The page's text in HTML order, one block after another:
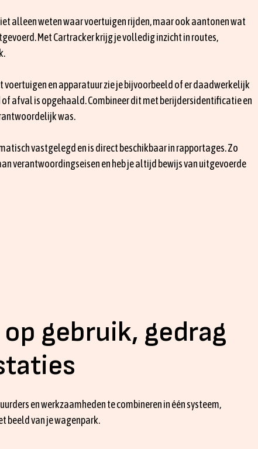
alleen weten waar voertuigen rijden, maar ook aantonen wat
Met Cartracker krijg je volledig inzicht in routes,
voertuigen en apparatuur zie je bijvoorbeeld of er daadwerkelijk
afval is opgehaald. Combineer dit met berijdersidentificatie en
was.
vastgelegd en is direct beschikbaar in rapportages. Zo
verantwoordingseisen en heb je altijd bewijs van uitgevoerde
gebruik, gedrag
en werkzaamheden te combineren in één systeem,
beeld van je wagenpark.